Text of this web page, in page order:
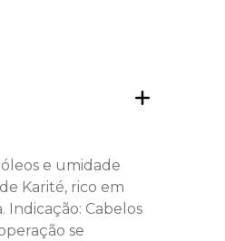
e umidade
Karité, rico em
Indicação: Cabelos
se